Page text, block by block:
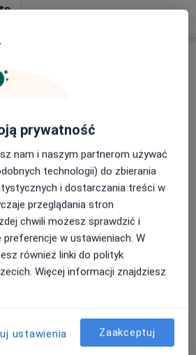
Krzysztof Łukaszuk
Androlog ·Więcej
al. Aleja Gen. Józefa Hallera, 134/229, Gdańsk •Mapa
prywatność
nam i naszym partnerom używać
technologii) do zbierania
i dostarczania treści w
przeglądania stron
chwili możesz sprawdzić i
w ustawieniach. W
również linki do polityk
Więcej informacji znajdziesz
ustawienia Zaakceptuj